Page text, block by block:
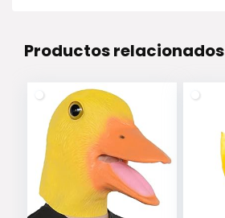
Productos relacionados